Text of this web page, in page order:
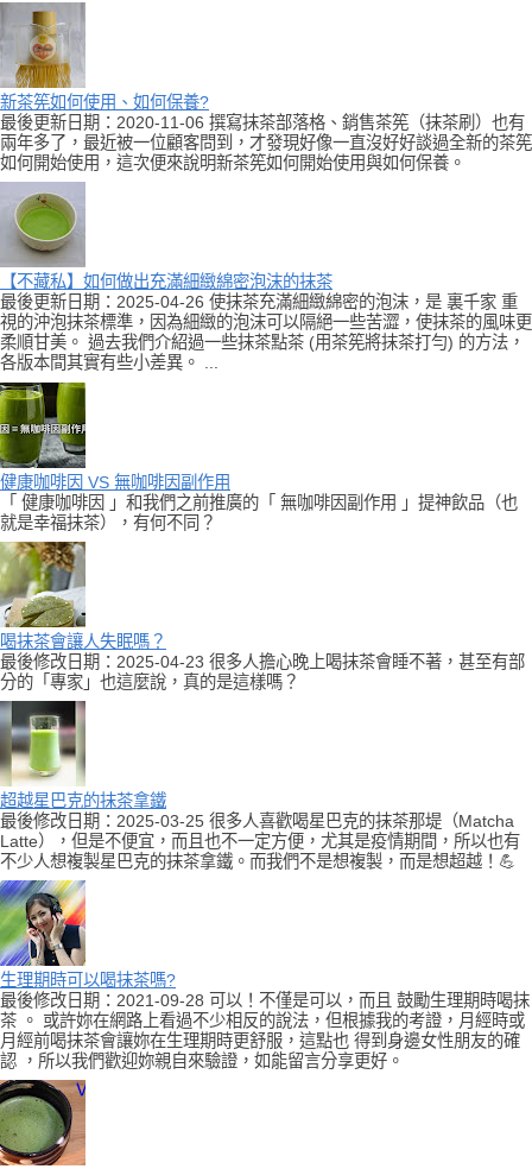
新茶筅如何使用、如何保養?
最後更新日期：2020-11-06 撰寫抹茶部落格、銷售茶筅（抹茶刷）也有
兩年多了，最近被一位顧客問到，才發現好像一直沒好好談過全新的茶筅
如何開始使用，這次便來說明新茶筅如何開始使用與如何保養。
【不藏私】如何做出充滿細緻綿密泡沫的抹茶
最後更新日期：2025-04-26 使抹茶充滿細緻綿密的泡沫，是 裏千家 重
視的沖泡抹茶標準，因為細緻的泡沫可以隔絕一些苦澀，使抹茶的風味更
柔順甘美。 過去我們介紹過一些抹茶點茶 (用茶筅將抹茶打勻) 的方法，
各版本間其實有些小差異。 ...
健康咖啡因 VS 無咖啡因副作用
「 健康咖啡因 」和我們之前推廣的「 無咖啡因副作用 」提神飲品（也
就是幸福抹茶），有何不同？
喝抹茶會讓人失眠嗎？
最後修改日期：2025-04-23 很多人擔心晚上喝抹茶會睡不著，甚至有部
分的「專家」也這麼說，真的是這樣嗎？
超越星巴克的抹茶拿鐵
最後修改日期：2025-03-25 很多人喜歡喝星巴克的抹茶那堤（Matcha
Latte），但是不便宜，而且也不一定方便，尤其是疫情期間，所以也有
不少人想複製星巴克的抹茶拿鐵。而我們不是想複製，而是想超越！💪
生理期時可以喝抹茶嗎?
最後修改日期：2021-09-28 可以！不僅是可以，而且 鼓勵生理期時喝抹
茶 。 或許妳在網路上看過不少相反的說法，但根據我的考證，月經時或
月經前喝抹茶會讓妳在生理期時更舒服，這點也 得到身邊女性朋友的確
認 ，所以我們歡迎妳親自來驗證，如能留言分享更好。